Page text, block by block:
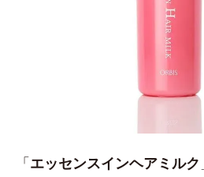
「エッセンスインヘアミルク